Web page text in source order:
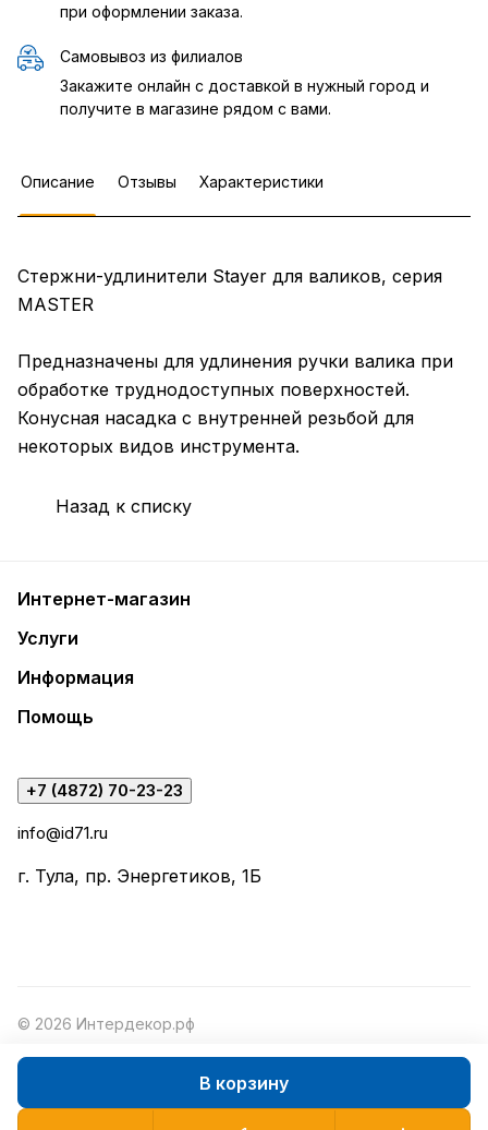
В корзину
при оформлении заказа.
Самовывоз из филиалов
Закажите онлайн с доставкой в нужный город и
получите в магазине рядом с вами.
Описание Отзывы Характеристики
Стержни-удлинители Stayer для валиков, серия
MASTER
Предназначены для удлинения ручки валика при
обработке труднодоступных поверхностей.
Конусная насадка с внутренней резьбой для
некоторых видов инструмента.
Назад к списку
Интернет-магазин
Услуги
Информация
Помощь
+7 (4872) 70-23-23
info@id71.ru
г. Тула, пр. Энергетиков, 1Б
© 2026 Интердекор.рф